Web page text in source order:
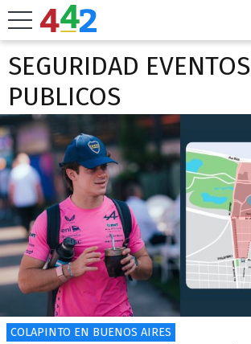
SEGURIDAD EVENTOS
PUBLICOS
COLAPINTO EN BUENOS AIRES